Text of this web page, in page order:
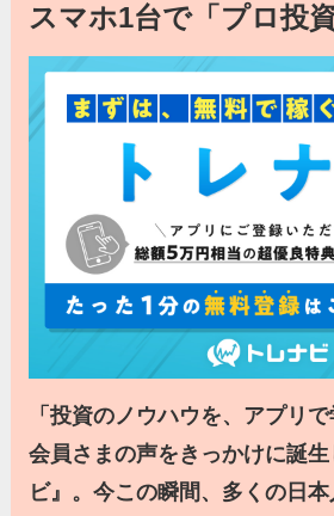
スマホ1台で「プロ投
「投資のノウハウを、アプリ
会員さまの声をきっかけに誕
ビ』。今この瞬間、多くの日